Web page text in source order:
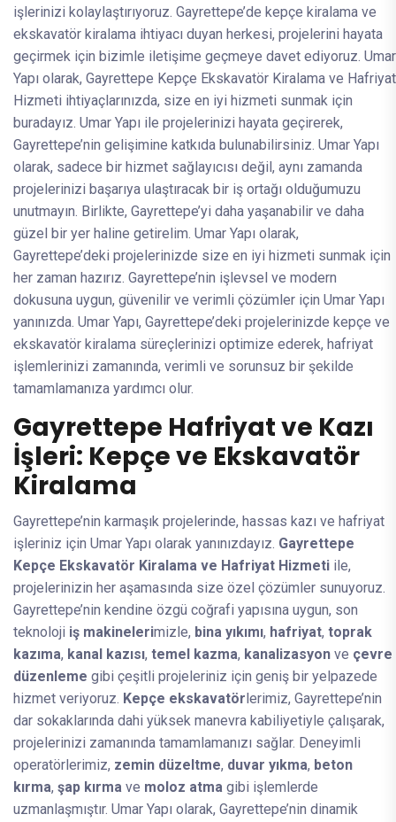
işlerinizi kolaylaştırıyoruz. Gayrettepe’de kepçe kiralama ve
ekskavatör kiralama ihtiyacı duyan herkesi, projelerini hayata
geçirmek için bizimle iletişime geçmeye davet ediyoruz. Umar
Yapı olarak, Gayrettepe Kepçe Ekskavatör Kiralama ve Hafriyat
Hizmeti ihtiyaçlarınızda, size en iyi hizmeti sunmak için
buradayız. Umar Yapı ile projelerinizi hayata geçirerek,
Gayrettepe’nin gelişimine katkıda bulunabilirsiniz. Umar Yapı
olarak, sadece bir hizmet sağlayıcısı değil, aynı zamanda
projelerinizi başarıya ulaştıracak bir iş ortağı olduğumuzu
unutmayın. Birlikte, Gayrettepe’yi daha yaşanabilir ve daha
güzel bir yer haline getirelim. Umar Yapı olarak,
Gayrettepe’deki projelerinizde size en iyi hizmeti sunmak için
her zaman hazırız. Gayrettepe’nin işlevsel ve modern
dokusuna uygun, güvenilir ve verimli çözümler için Umar Yapı
yanınızda. Umar Yapı, Gayrettepe’deki projelerinizde kepçe ve
ekskavatör kiralama süreçlerinizi optimize ederek, hafriyat
işlemlerinizi zamanında, verimli ve sorunsuz bir şekilde
tamamlamanıza yardımcı olur.
Gayrettepe Hafriyat ve Kazı
İşleri: Kepçe ve Ekskavatör
Kiralama
Gayrettepe’nin karmaşık projelerinde, hassas kazı ve hafriyat
işleriniz için Umar Yapı olarak yanınızdayız. Gayrettepe
Kepçe Ekskavatör Kiralama ve Hafriyat Hizmeti ile,
projelerinizin her aşamasında size özel çözümler sunuyoruz.
Gayrettepe’nin kendine özgü coğrafi yapısına uygun, son
teknoloji iş makinelerimizle, bina yıkımı, hafriyat, toprak
kazıma, kanal kazısı, temel kazma, kanalizasyon ve çevre
düzenleme gibi çeşitli projeleriniz için geniş bir yelpazede
hizmet veriyoruz. Kepçe ekskavatör lerimiz, Gayrettepe’nin
dar sokaklarında dahi yüksek manevra kabiliyetiyle çalışarak,
projelerinizi zamanında tamamlamanızı sağlar. Deneyimli
operatörlerimiz, zemin düzeltme, duvar yıkma, beton
kırma, şap kırma ve moloz atma gibi işlemlerde
uzmanlaşmıştır. Umar Yapı olarak, Gayrettepe’nin dinamik